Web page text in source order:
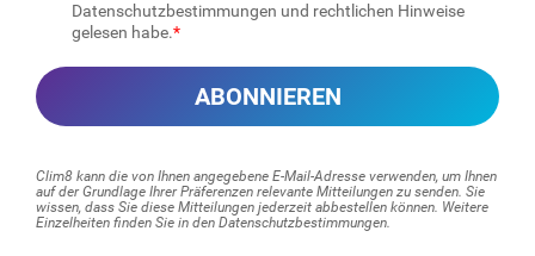
r
o
k
ä
s
Datenschutzbestimmungen und rechtlichen Hinweise
gelesen habe.
ABONNIEREN
Clim8 kann die von Ihnen angegebene E-Mail-Adresse verwenden, um Ihnen
auf der Grundlage Ihrer Präferenzen relevante Mitteilungen zu senden. Sie
wissen, dass Sie diese Mitteilungen jederzeit abbestellen können. Weitere
Einzelheiten finden Sie in den Datenschutzbestimmungen.